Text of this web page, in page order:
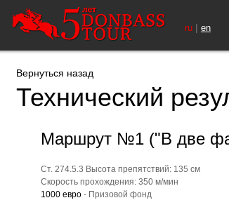
ru | en
Вернуться назад
Технический
Маршрут №1 ("В две
Ст. 274.5.3 Высота препятствий: 135 см
Скорость прохождения: 350 м/мин
1000 евро - Призовой фонд